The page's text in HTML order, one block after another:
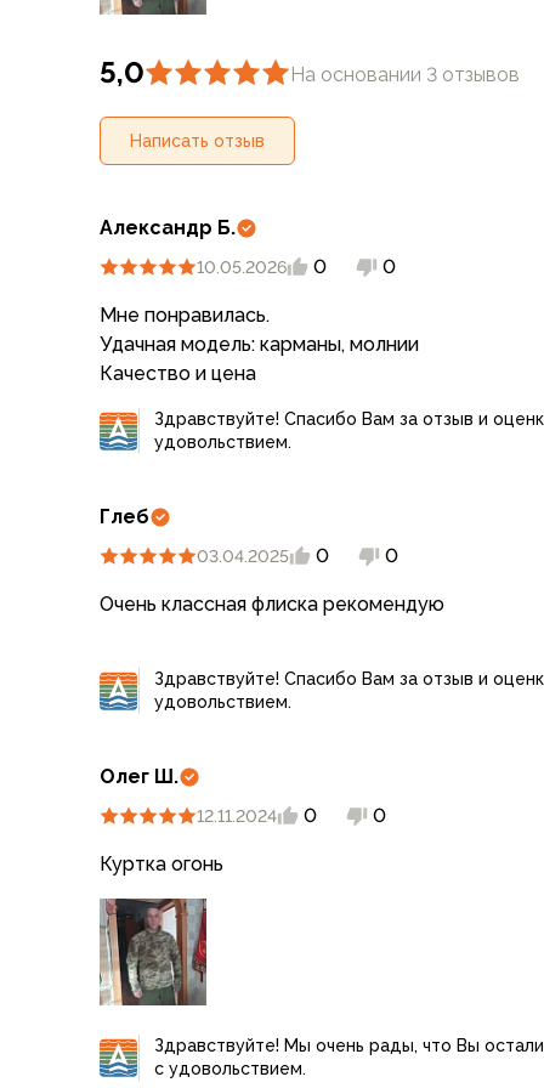
Неопреновые носки
Ремни брючные
Уход за одеждой
Снаряжение
2-местные
3-местные
Тенты
Аксессуары
Гамаки
Спальные мешки
Пуховые спальники
Вкладыши
Компрессионные мешки
Коврики
Самонадувающиеся
Пенки
Рюкзаки
Экспедиционные
Легкоходные
Городские
Питьевые системы
Аксессуары
Сумки, кейсы и гермоупаковка
Несессеры, кошельки
Гермоупаковка
5,0 На основании 3 отзывов
Написать отзыв
Александр Б.
10.05.2026 0 0
Мне понравилась.
Удачная модель: карманы, молнии
Качество и цена
Здравствуйте! Спасибо Вам за отзыв и
удовольствием.
Глеб
03.04.2025 0 0
Очень классная флиска рекомендую
Здравствуйте! Спасибо Вам за отзыв и
удовольствием.
Олег Ш.
12.11.2024 0 0
Куртка огонь
Здравствуйте! Мы очень рады, что Вы
с удовольствием.